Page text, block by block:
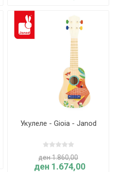
Укулеле - Gioia - Janod
ден 1.860,00
ден 1.674,00